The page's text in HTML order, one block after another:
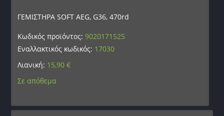
ΓΕΜΙΣΤΗΡΑ SOFT AEG, G36, 470rd
Κωδικός προϊόντος:9020171525
Εναλλακτικός κωδικός: 17030
Λιανική: 15,90€
Σε απόθεμα